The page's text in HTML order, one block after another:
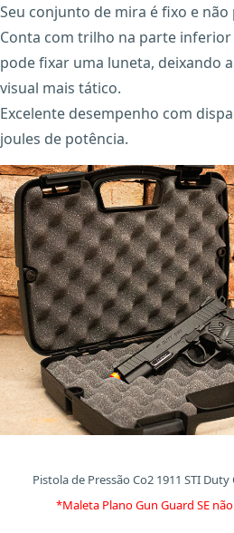
Seu conjunto de mira é fixo e
Conta com trilho na parte
pode fixar uma luneta, deixando
visual mais tático.
Excelente desempenho com
joules de potência.
Pistola de Pressão Co2 1911 STI
*Maleta Plano Gun Guard SE